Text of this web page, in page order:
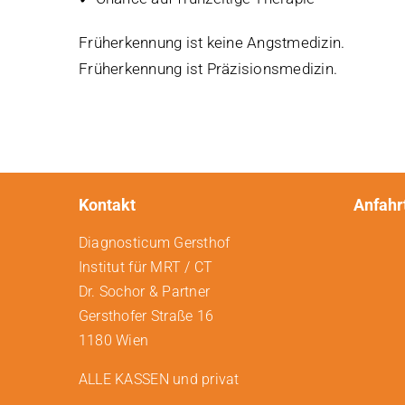
Früherkennung ist keine Angstmedizin.
Früherkennung ist Präzisionsmedizin.
Kontakt
Diagnosticum Gersthof
Institut für MRT / CT
Dr. Sochor & Partner
Gersthofer Straße 16
1180 Wien
ALLE KASSEN und privat